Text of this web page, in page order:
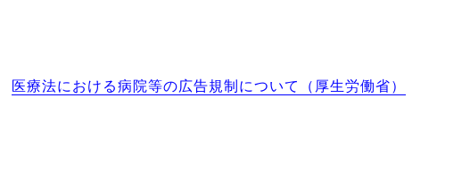
医療法における病院等の広告規制について（厚生労働省）